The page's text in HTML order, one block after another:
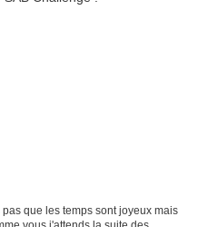
que les temps sont joyeux mais